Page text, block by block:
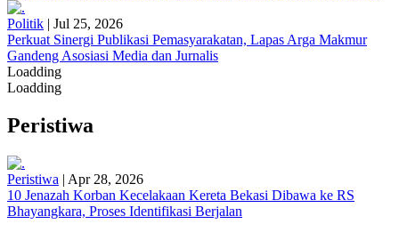
Politik | Jul 25, 2026
Perkuat Sinergi Publikasi Pemasyarakatan, Lapas Arga Makmur
Gandeng Asosiasi Media dan Jurnalis
Loadding
Loadding
Peristiwa
Peristiwa | Apr 28, 2026
10 Jenazah Korban Kecelakaan Kereta Bekasi Dibawa ke RS
Bhayangkara, Proses Identifikasi Berjalan